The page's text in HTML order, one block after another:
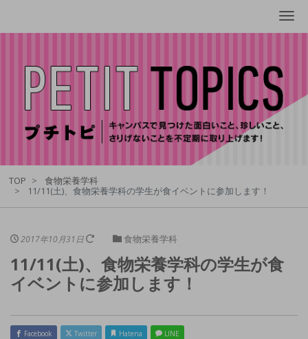
TOP
食物栄養学科
11/11(土)、食物栄養学科の学生が食イベントに参加します！
2017年10月31日 食物栄養学科
11/11(土)、食物栄養学科の学生が食
イベントに参加します！
Facebook Twitter Hatena LINE